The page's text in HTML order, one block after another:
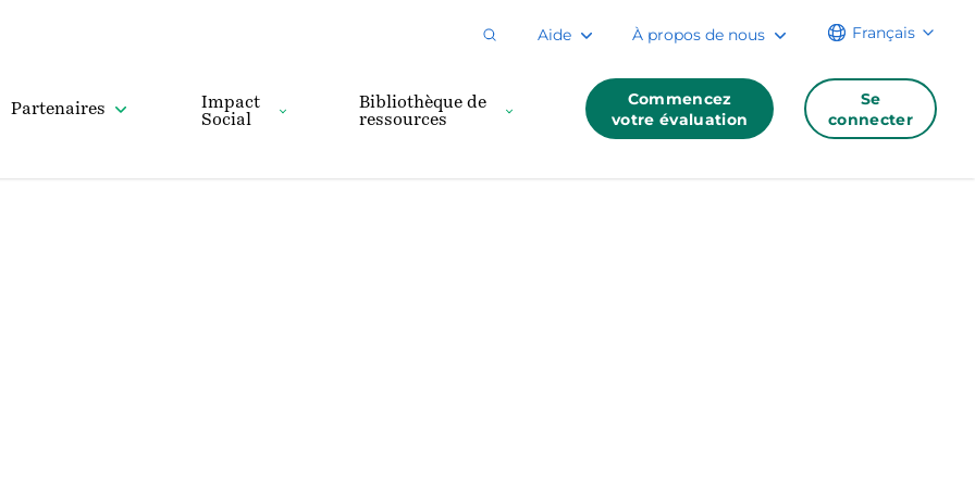
Aide À propos de nous Français
Partenaires
Impact
Social
Bibliothèque de
ressources
Commencez
votre évaluation
Se
connecter